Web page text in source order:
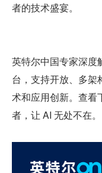
者的技术盛宴。
英特尔中国专家深度
台，支持开放、多架
术和应用创新。查看
者，让 AI 无处不在。